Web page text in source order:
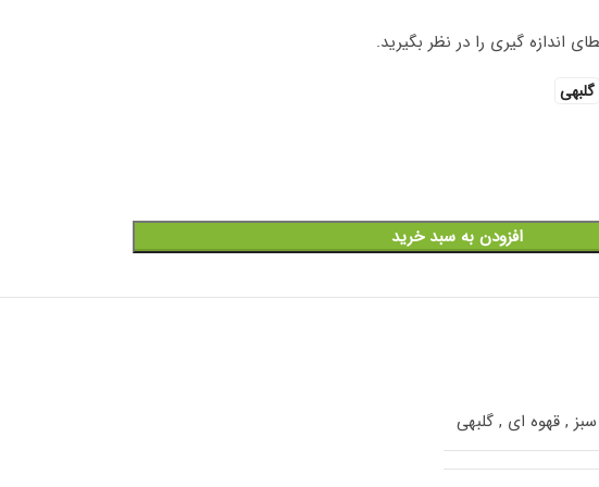
اندازه گیری را در نظر بگیرید.
گلبهی
افزودن به سبد خرید
سبز , قهوه ای , گلبهی